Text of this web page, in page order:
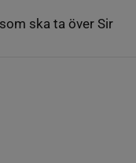
ska ta över Sir